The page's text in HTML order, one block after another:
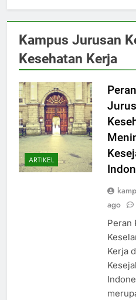
Kampus Jurusan
Kesehatan Kerja
ARTIKEL
ago
Peran
Kerja